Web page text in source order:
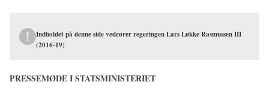
Indholdet på denne side vedrører regeringen Lars Løkke Rasmussen III
(2016-19)
PRESSEMØDE I STATSMINISTERIET